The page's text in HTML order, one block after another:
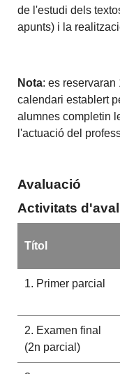
de l'estudi dels
apunts) i la
Nota: es reservaran
calendari establert
alumnes completin
l'actuació del
Avaluació
Activitats
Títol
1. Primer parcial
2. Examen final
(2n parcial)